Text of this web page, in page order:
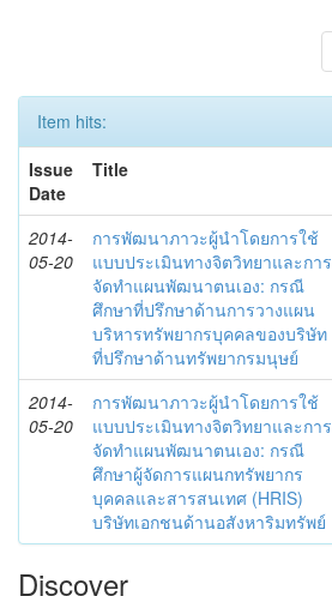
Item hits:
Issue
Date
Title
2014-
05-20
การพัฒนาภาวะผู้นำโดยการใช้
แบบประเมินทางจิตวิทยาและการ
จัดทำแผนพัฒนาตนเอง: กรณี
ศึกษาที่ปรึกษาด้านการวางแผน
บริหารทรัพยากรบุคคลของบริษัท
ที่ปรึกษาด้านทรัพยากรมนุษย์
2014-
05-20
การพัฒนาภาวะผู้นำโดยการใช้
แบบประเมินทางจิตวิทยาและการ
จัดทำแผนพัฒนาตนเอง: กรณี
ศึกษาผู้จัดการแผนกทรัพยากร
บุคคลและสารสนเทศ (HRIS)
บริษัทเอกชนด้านอสังหาริมทรัพย์
Discover